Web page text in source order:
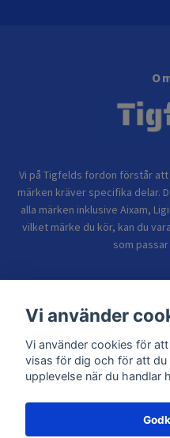
Vi på Tigfelds fordon förstår
märken kräver specifika delar.
alla märken inklusive Aixam,
vilket märke du kör, kan du
som
Sidor
Vi använder
Vi använder cookies för
visas för dig och för att du
upplevelse när du handlar